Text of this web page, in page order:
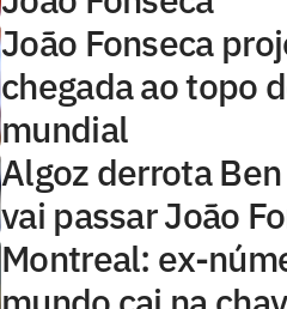
João Fonseca
chegada ao topo
mundial
Algoz derrota
vai passar João
Montreal: ex-